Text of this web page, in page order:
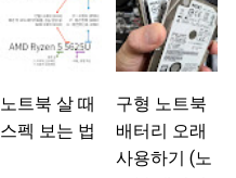
노트북 살 때
스펙 보는 법
구형 노트북
배터리 오래
사용하기 (노